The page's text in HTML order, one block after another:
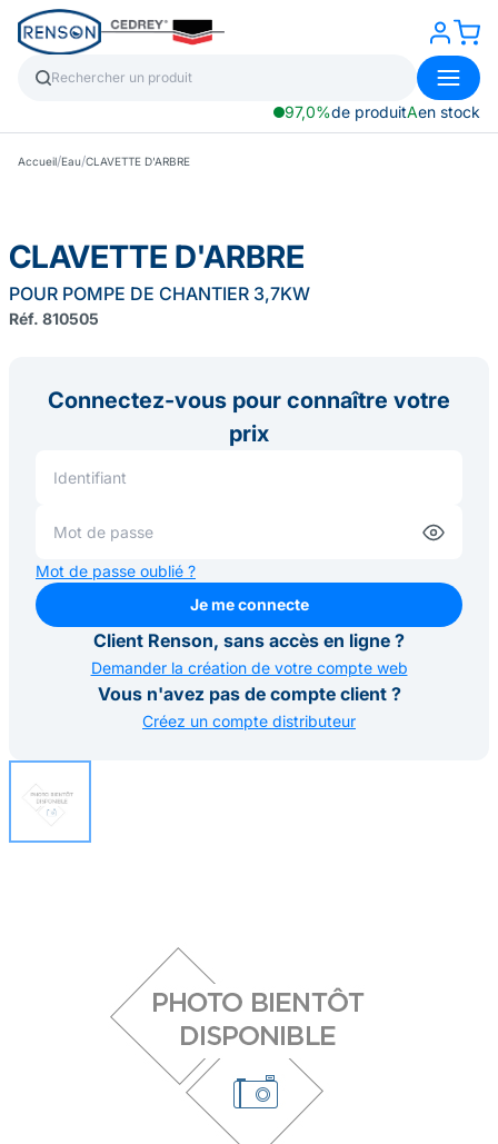
97,0%de produitAen stock
Accueil/Eau/CLAVETTE D'ARBRE
CLAVETTE D'ARBRE
POUR POMPE DE CHANTIER 3,7KW
Réf. 810505
Connectez-vous pour connaître votre
prix
Mot de passe oublié ?
Je me connecte
Je me connecte
Client Renson, sans accès en ligne ?
Demander la création de votre compte web
Vous n'avez pas de compte client ?
Créez un compte distributeur